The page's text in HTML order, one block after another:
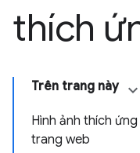
thích
Trên trang này
Hình ảnh thích
trang web